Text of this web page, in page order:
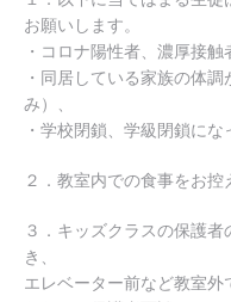
お願いします。
・コロナ陽性者、濃厚接
・同居している家族の体
み）、
・学校閉鎖、学級閉鎖に
２．教室内での食事をお控
３．キッズクラスの保護
き、
エレベーター前など教室外